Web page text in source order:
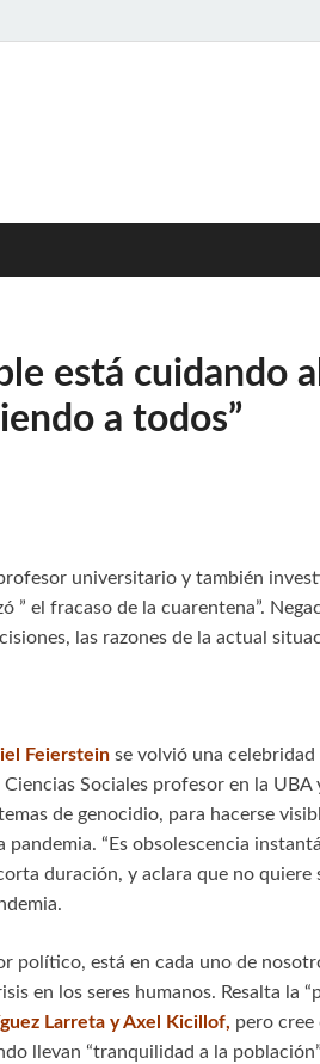
está cuidando
a todos”
universitario y también
” el fracaso de la cuarentena”.
las razones de la actual
Feierstein se volvió una
Sociales profesor en la
de genocidio, para hacerse
pandemia. “Es obsolescencia
duración, y aclara que no
político, está en cada uno de
en los seres humanos. Resalta la
Larreta y Axel Kicillof, pero cree
llevan “tranquilidad a la